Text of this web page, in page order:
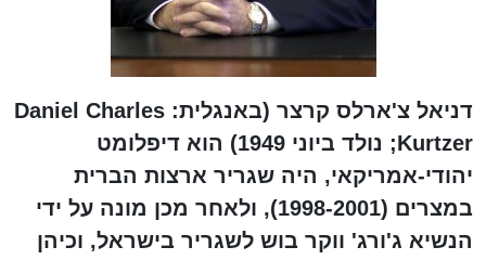
דניאל צ'ארלס קרצר (באנגלית: Daniel Charles
Kurtzer; נולד ביוני 1949) הוא דיפלומט
יהודי-אמריקאי, היה שגריר ארצות הברית
במצרים (1998-2001), ולאחר מכן מונה על ידי
הנשיא ג'ורג' ווקר בוש לשגריר בישראל, וכיהן